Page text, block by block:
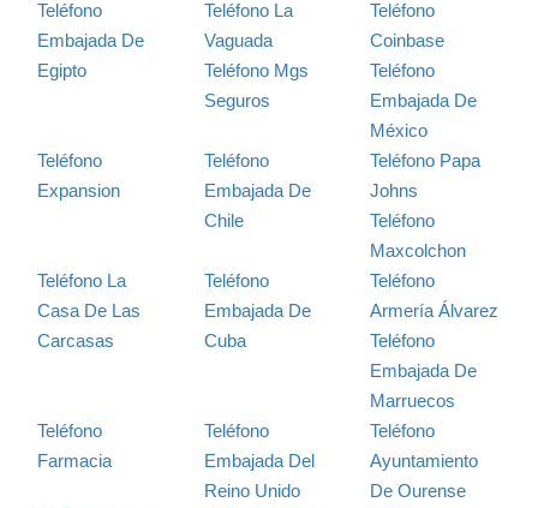
Teléfono
Embajada De
Egipto
Teléfono La
Vaguada
Teléfono
Coinbase
Teléfono Mgs
Seguros
Teléfono
Embajada De
México
Teléfono
Expansion
Teléfono
Embajada De
Chile
Teléfono Papa
Johns
Teléfono
Maxcolchon
Teléfono La
Casa De Las
Carcasas
Teléfono
Embajada De
Cuba
Teléfono
Armería Álvarez
Teléfono
Embajada De
Marruecos
Teléfono
Farmacia
Teléfono
Embajada Del
Reino Unido
Teléfono
Ayuntamiento
De Ourense